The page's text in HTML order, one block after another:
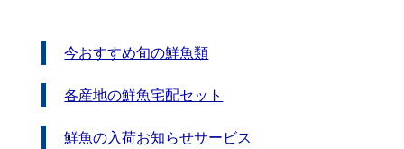
今おすすめ旬の鮮魚類
各産地の鮮魚宅配セット
鮮魚の入荷お知らせサービス